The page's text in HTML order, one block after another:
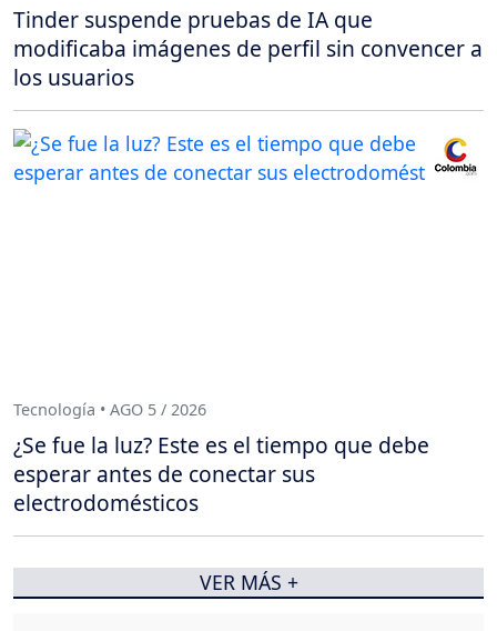
Tinder suspende pruebas de IA que
modificaba imágenes de perfil sin convencer a
los usuarios
Tecnología • AGO 5 / 2026
¿Se fue la luz? Este es el tiempo que debe
esperar antes de conectar sus
electrodomésticos
VER MÁS +